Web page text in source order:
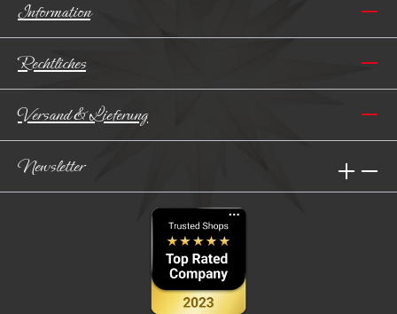
Information
Rechtliches
Versand & Lieferung
Newsletter